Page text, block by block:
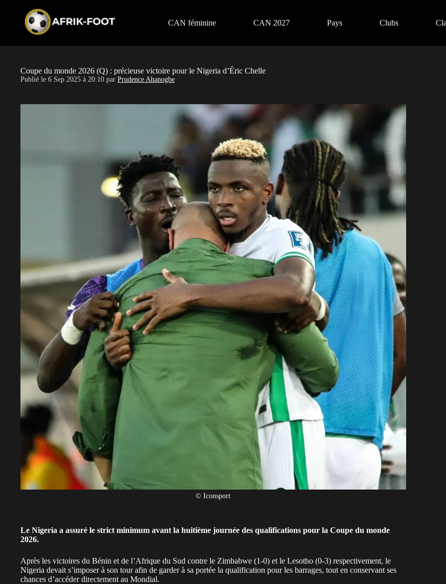
CAN féminine CAN 2027 Pays Clubs
Coupe du monde 2026 (Q) : précieuse victoire pour le Nigeria d’Éric Chelle
Publié le 6 Sep 2025 à 20:10 par Prudence Ahanogbe
© Iconsport
Le Nigeria a assuré le strict minimum avant la huitième journée des qualifications pour la Coupe du monde
2026.
Après les victoires du Bénin et de l’Afrique du Sud contre le Zimbabwe (1-0) et le Lesotho (0-3) respectivement, le
Nigeria devait s’imposer à son tour afin de garder à sa portée la qualification pour les barrages, tout en conservant ses
chances d’accéder directement au Mondial.